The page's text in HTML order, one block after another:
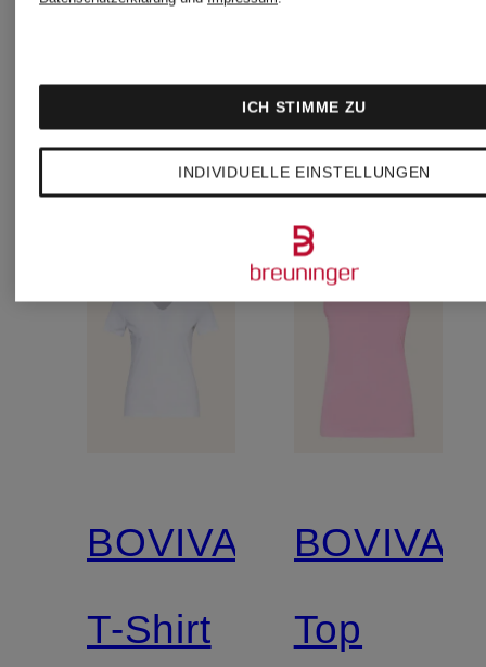
BOVIVA
T-Shirt
BOVIVA
Top
INDIVIDUELLE EINSTELLUNGEN
ICH STIMME ZU